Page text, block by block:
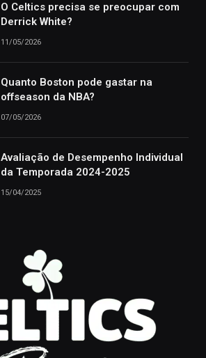
O Celtics precisa se preocupar com
Derrick White?
11/05/2026
Quanto Boston pode gastar na
offseason da NBA?
07/05/2026
Avaliação de Desempenho Individual
da Temporada 2024-2025
15/04/2025